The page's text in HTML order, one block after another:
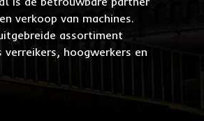
verkoop van machines.
assortiment
verreikers, hoogwerkers en